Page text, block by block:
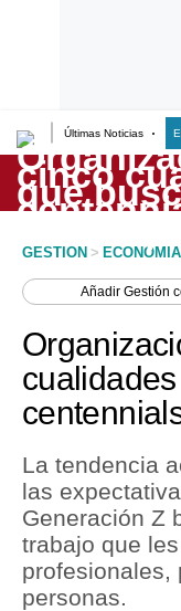
Últimas Noticias
Lo último
Peru Quiosco
Economía
Mercados
Política
Tu Dinero
Finanzas Personales
GESTION > ECONOMIA
AñadirGestión
La tendencia
las
Generación Z
trabajo que
profesionales,
personas.